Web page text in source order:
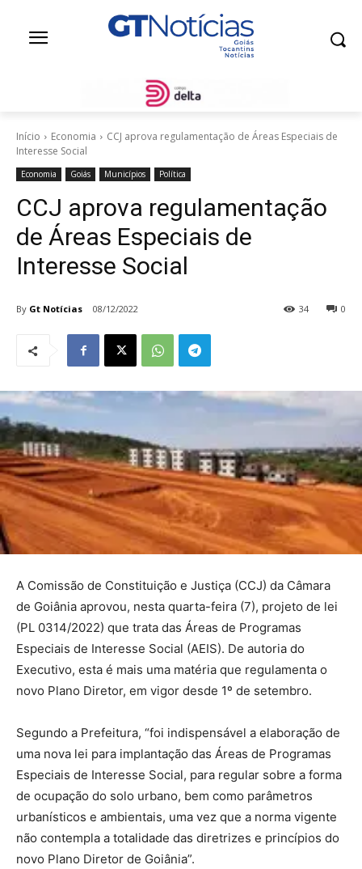
Início Economia
CCJ aprova regulamentação de Áreas Especiais de
Interesse Social
Economia Goiás Municípios Política
CCJ aprova regulamentação
de Áreas Especiais de
Interesse Social
By Gt Notícias 08/12/2022 0
34
A Comissão de Constituição e Justiça (CCJ) da Câmara
de Goiânia aprovou, nesta quarta-feira (7), projeto de lei
(PL 0314/2022) que trata das Áreas de Programas
Especiais de Interesse Social (AEIS). De autoria do
Executivo, esta é mais uma matéria que regulamenta o
novo Plano Diretor, em vigor desde 1º de setembro.
Segundo a Prefeitura, “foi indispensável a elaboração de
uma nova lei para implantação das Áreas de Programas
Especiais de Interesse Social, para regular sobre a forma
de ocupação do solo urbano, bem como parâmetros
urbanísticos e ambientais, uma vez que a norma vigente
não contempla a totalidade das diretrizes e princípios do
novo Plano Diretor de Goiânia”.